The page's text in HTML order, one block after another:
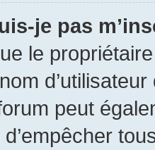
je pas
le
peut